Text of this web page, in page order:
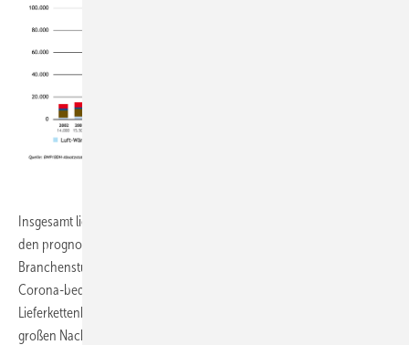
Insgesamt liegt die Zahl der abgesetzten Heizungswärmepumpen über
den prognostizierten Werten für das Bezugsjahr aus der BWP-
Branchenstudie 2021. Der positive Markttrend erweist sich somit trotz
Corona-bedingter Einschränkungen und weltweiter
Lieferkettenkomplikationen als stabil. Dies zeigt sich auch an der
großen Nachfrage nach der neuen Bundesförderung effiziente